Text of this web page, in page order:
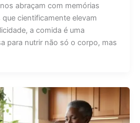
abraçam com memórias
cientificamente elevam
a comida é uma
para nutrir não só o corpo, mas